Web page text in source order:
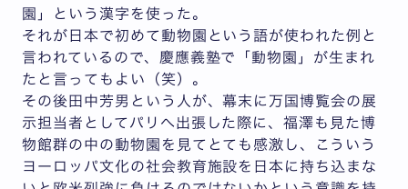
園」という漢字を使った。
それが日本で初めて動物園という語が使われた例と
言われているので、慶應義塾で「動物園」が生まれ
たと言ってもよい（笑）。
その後田中芳男という人が、幕末に万国博覧会の展
示担当者としてパリへ出張した際に、福澤も見た博
物館群の中の動物園を見てとても感激し、こういう
ヨーロッパ文化の社会教育施設を日本に持ち込まな